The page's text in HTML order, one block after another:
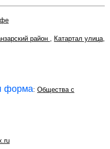
район , Катартал улица,
форма: Общества с